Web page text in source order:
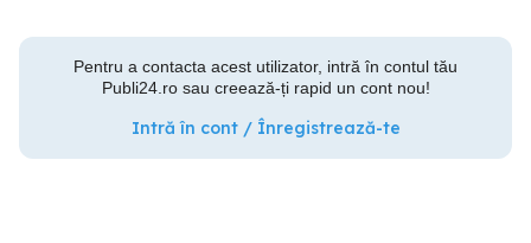
Pentru a contacta acest utilizator, intră în contul tău
Publi24.ro sau creează-ți rapid un cont nou!
Intră în cont / Înregistrează-te